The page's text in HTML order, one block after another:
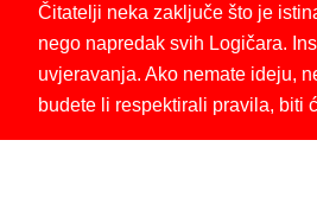
Čitatelji neka zaključe što je
nego napredak svih Logičara.
uvjeravanja. Ako nemate ideju,
budete li respektirali pravila, biti